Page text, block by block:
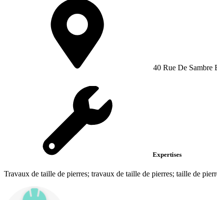
40 Rue De Sambre
Expertises
Travaux de taille de pierres; travaux de taille de pierres; taille de